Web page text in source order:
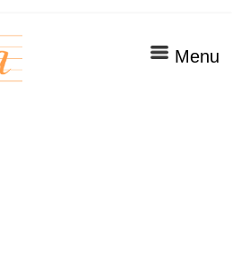
Menu